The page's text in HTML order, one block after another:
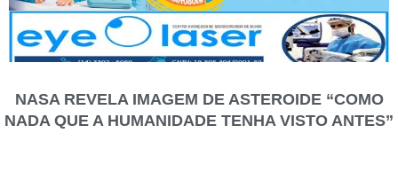
NASA REVELA IMAGEM DE ASTEROIDE “COMO
NADA QUE A HUMANIDADE TENHA VISTO ANTES”